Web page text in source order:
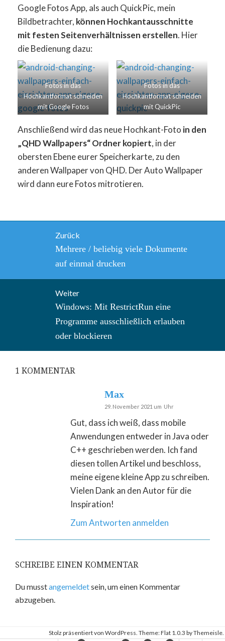
Google Fotos App, als auch QuickPic, mein
Bildbetrachter, können Hochkantausschnitte
mit festen Seitenverhältnissen erstellen. Hier
die Bedienung dazu:
Fotos in das
Hochkantformat schneiden
mit Google Fotos
Fotos in das
Hochkantformat schneiden
mit QuickPic
Anschließend wird das neue Hochkant-Foto in den
„QHD Wallpapers“ Ordner kopiert, in der
obersten Ebene eurer Speicherkarte, zu den
anderen Wallpaper von QHD. Der Auto Wallpaper
wird dann eure Fotos mitrotieren.
Zurück
Vorheriger
Beitrag:
Mehrere / beliebig viele Dokumente
auf einmal drucken
Weiter
Nächster
Beitrag:
Windows: Mit RestrictRun eine
Programme ausschließlich erlauben
oder blockieren
1 KOMMENTAR
Max
29. November 2021 um Uhr
Gut, dass ich weiß, dass mobile
Anwendungen entweder in Java oder
C++ geschrieben werden. Ich fand
diesen tollen Artikel und beschloss,
meine eigene kleine App zu schreiben.
Vielen Dank an den Autor für die
Inspiration!
Zum Antworten anmelden
SCHREIBE EINEN KOMMENTAR
Du musstangemeldetsein, um einen Kommentar
abzugeben.
Stolz präsentiert von WordPress . Theme: Flat 1.0.3 byThemeisle